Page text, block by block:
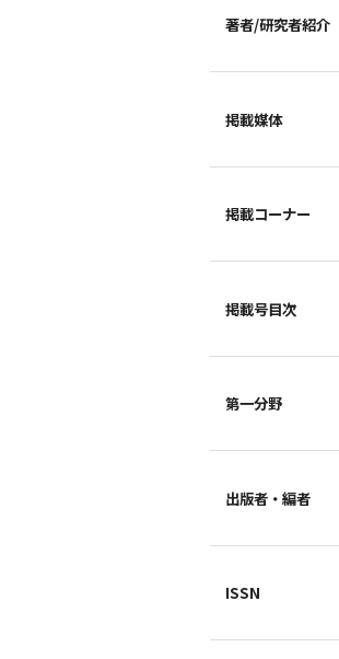
著者/研究者紹介
掲載媒体
掲載コーナー
掲載号目次
第一分野
出版者・編者
ISSN